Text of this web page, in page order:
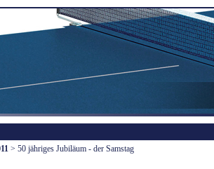
> 50 jähriges Jubiläum - der Samstag